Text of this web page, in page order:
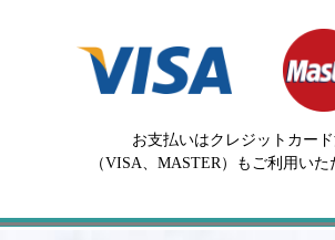
お支払いはクレジットカー
（VISA、MASTER）もご利用いた